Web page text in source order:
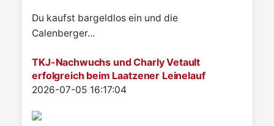
Du kaufst bargeldlos ein und die
Calenberger...
TKJ-Nachwuchs und Charly Vetault
erfolgreich beim Laatzener Leinelauf
Details
2026-07-05 16:17:04